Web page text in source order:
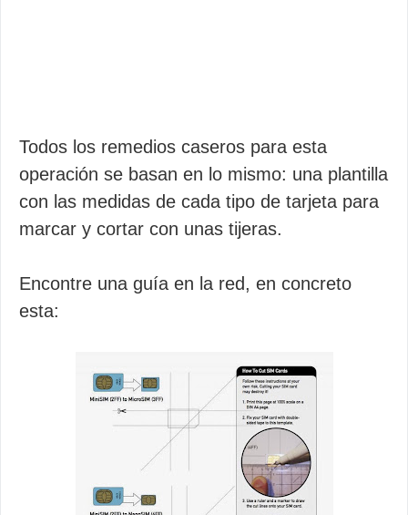
Todos los remedios caseros para esta
operación se basan en lo mismo: una plantilla
con las medidas de cada tipo de tarjeta para
marcar y cortar con unas tijeras.
Encontre una guía en la red, en concreto
esta: